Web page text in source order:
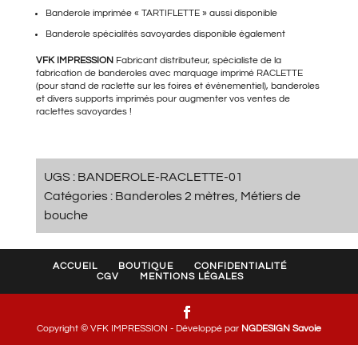
Banderole imprimée « TARTIFLETTE »aussi disponible
Banderole spécialités savoyardesdisponible également
VFK IMPRESSIONFabricant distributeur, spécialiste de la
fabrication de banderoles avec marquage imprimé RACLETTE
(pour stand de raclette sur les foires et évènementiel), banderoles
et divers supports imprimés pour augmenter vos ventes de
raclettes savoyardes !
UGS : BANDEROLE-RACLETTE-01
Catégories : Banderoles 2 mètres, Métiers de
bouche
ACCUEIL BOUTIQUE
CONFIDENTIALITÉ
CGV
MENTIONS LÉGALES
Copyright © VFK IMPRESSION - Développé par NGDESIGN Savoie